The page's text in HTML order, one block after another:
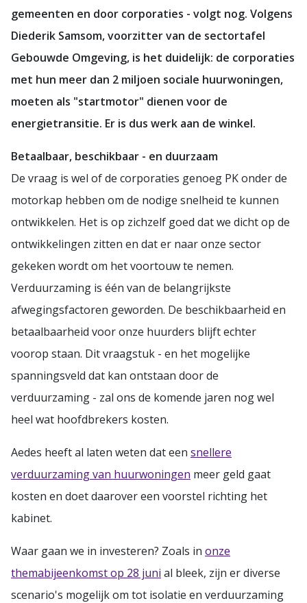
gemeenten en door corporaties - volgt nog. Volgens
Diederik Samsom, voorzitter van de sectortafel
Gebouwde Omgeving, is het duidelijk: de corporaties
met hun meer dan 2 miljoen sociale huurwoningen,
moeten als "startmotor" dienen voor de
energietransitie. Er is dus werk aan de winkel.
Betaalbaar, beschikbaar - en duurzaam
De vraag is wel of de corporaties genoeg PK onder de
motorkap hebben om de nodige snelheid te kunnen
ontwikkelen. Het is op zichzelf goed dat we dicht op de
ontwikkelingen zitten en dat er naar onze sector
gekeken wordt om het voortouw te nemen.
Verduurzaming is één van de belangrijkste
afwegingsfactoren geworden. De beschikbaarheid en
betaalbaarheid voor onze huurders blijft echter
voorop staan. Dit vraagstuk - en het mogelijke
spanningsveld dat kan ontstaan door de
verduurzaming - zal ons de komende jaren nog wel
heel wat hoofdbrekers kosten.
Aedes heeft al laten weten dat een snellere
verduurzaming van huurwoningen meer geld gaat
kosten en doet daarover een voorstel richting het
kabinet.
Waar gaan we in investeren? Zoals in onze
themabijeenkomst op 28 juni al bleek, zijn er diverse
scenario's mogelijk om tot isolatie en verduurzaming